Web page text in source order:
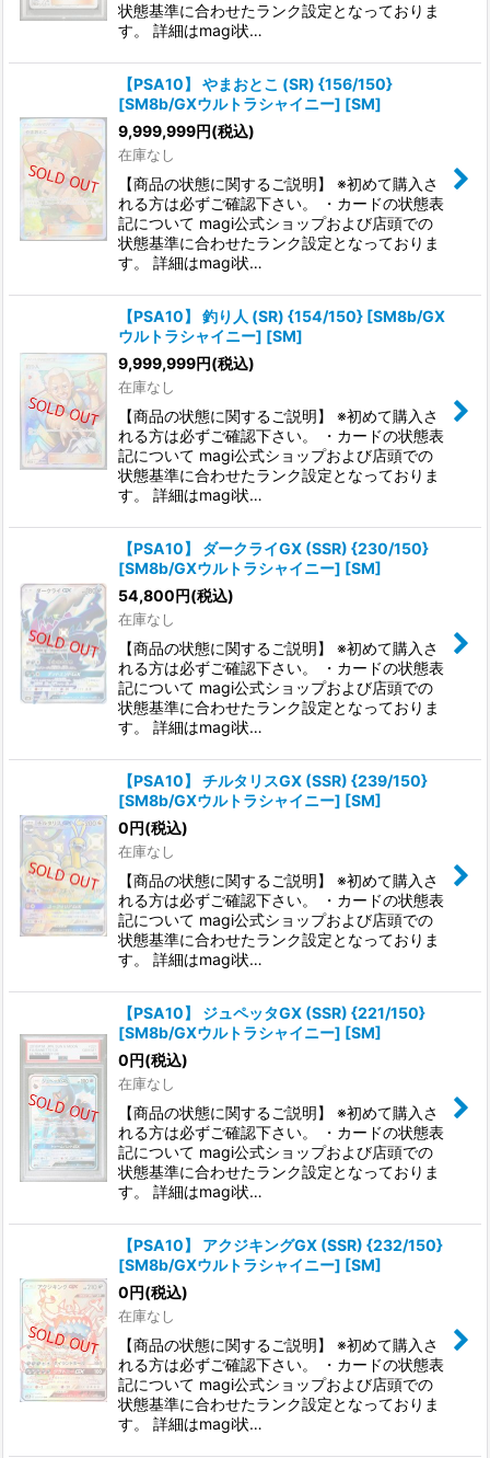
状態基準に合わせたランク設定となっておりま
す。 詳細はmagi状…
【PSA10】 やまおとこ (SR) {156/150}
[SM8b/GXウルトラシャイニー] [SM]
9,999,999円(税込)
在庫なし
【商品の状態に関するご説明】 ※初めて購入さ
れる方は必ずご確認下さい。 ・カードの状態表
記について magi公式ショップおよび店頭での
状態基準に合わせたランク設定となっておりま
す。 詳細はmagi状…
【PSA10】 釣り人 (SR) {154/150} [SM8b/GX
ウルトラシャイニー] [SM]
9,999,999円(税込)
在庫なし
【商品の状態に関するご説明】 ※初めて購入さ
れる方は必ずご確認下さい。 ・カードの状態表
記について magi公式ショップおよび店頭での
状態基準に合わせたランク設定となっておりま
す。 詳細はmagi状…
【PSA10】 ダークライGX (SSR) {230/150}
[SM8b/GXウルトラシャイニー] [SM]
54,800円(税込)
在庫なし
【商品の状態に関するご説明】 ※初めて購入さ
れる方は必ずご確認下さい。 ・カードの状態表
記について magi公式ショップおよび店頭での
状態基準に合わせたランク設定となっておりま
す。 詳細はmagi状…
【PSA10】 チルタリスGX (SSR) {239/150}
[SM8b/GXウルトラシャイニー] [SM]
0円(税込)
在庫なし
【商品の状態に関するご説明】 ※初めて購入さ
れる方は必ずご確認下さい。 ・カードの状態表
記について magi公式ショップおよび店頭での
状態基準に合わせたランク設定となっておりま
す。 詳細はmagi状…
【PSA10】 ジュペッタGX (SSR) {221/150}
[SM8b/GXウルトラシャイニー] [SM]
0円(税込)
在庫なし
【商品の状態に関するご説明】 ※初めて購入さ
れる方は必ずご確認下さい。 ・カードの状態表
記について magi公式ショップおよび店頭での
状態基準に合わせたランク設定となっておりま
す。 詳細はmagi状…
【PSA10】 アクジキングGX (SSR) {232/150}
[SM8b/GXウルトラシャイニー] [SM]
0円(税込)
在庫なし
【商品の状態に関するご説明】 ※初めて購入さ
れる方は必ずご確認下さい。 ・カードの状態表
記について magi公式ショップおよび店頭での
状態基準に合わせたランク設定となっておりま
す。 詳細はmagi状…